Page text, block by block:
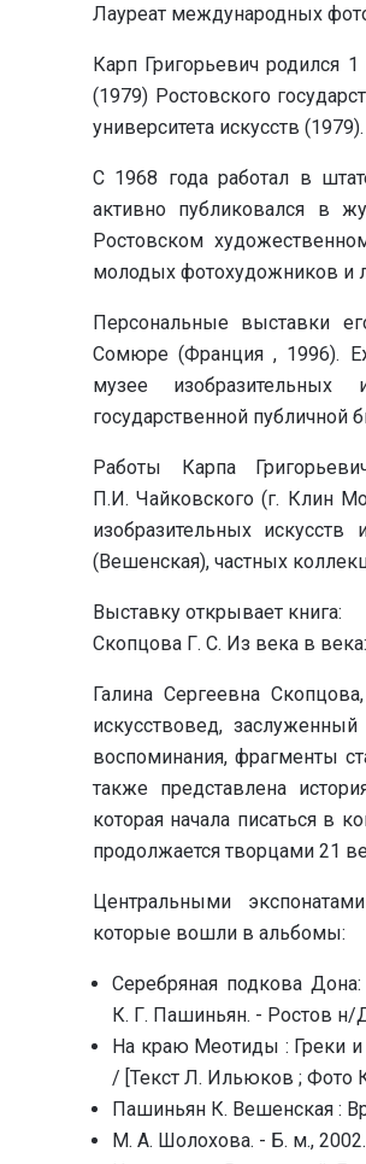
Лауреат международных
Карп Григорьевич родился
(1979) Ростовского
университета искусств (1979).
С 1968 года работал в
активно публиковался в
Ростовском
молодых фотохудожников и
Персональные выставки
Сомюре (Франция , 1996).
музее изобразительных
государственной публичной
Работы Карпа
П.И. Чайковского (г. Клин
изобразительных
(Вешенская), частных
Выставку открывает книга:
Скопцова Г. С. Из века в
Галина Сергеевна
искусствовед,
воспоминания, фрагменты
также представлена
которая начала писаться в
продолжается творцами 21
Центральными
которые вошли в альбомы:
Серебряная подкова
К. Г. Пашиньян. - Ростов н/
На краю Меотиды : Греки
/ [Текст Л. Ильюков ; Фото
Пашиньян К. Вешенская :
М. А. Шолохова. - Б. м.,